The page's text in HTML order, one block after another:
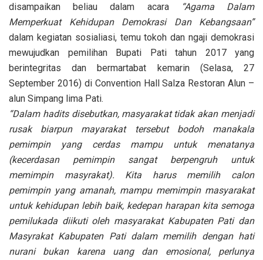
disampaikan beliau dalam acara“Agama Dalam
Memperkuat Kehidupan Demokrasi Dan Kebangsaan”
dalam kegiatan sosialiasi, temu tokoh dan ngaji demokrasi
mewujudkan pemilihan Bupati Pati tahun 2017 yang
berintegritas dan bermartabat kemarin (Selasa, 27
September 2016) di Convention Hall Salza Restoran Alun –
alun Simpang lima Pati.
“Dalam hadits disebutkan, masyarakat tidak akan menjadi
rusak biarpun mayarakat tersebut bodoh manakala
pemimpin yang cerdas mampu untuk menatanya
(kecerdasan pemimpin sangat berpengruh untuk
memimpin masyrakat). Kita harus memilih calon
pemimpin yang amanah, mampu memimpin masyarakat
untuk kehidupan lebih baik, kedepan harapan kita semoga
pemilukada diikuti oleh masyarakat Kabupaten Pati dan
Masyrakat Kabupaten Pati dalam memilih dengan hati
nurani bukan karena uang dan emosional, perlunya